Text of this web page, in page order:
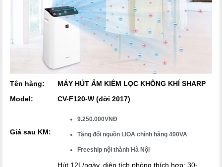
Tên hàng:
MÁY HÚT ẨM KIÊM LỌC KHÔNG KHÍ SHARP
Model:
CV-F120-W (đời 2017)
Giá sau KM:
9.250.000VNĐ
Tặng đổi nguồn LIOA chính hãng 400VA
Freeship nội thành Hà Nội
Hút 12L/ngày, diện tích phòng thích hợp: 30-